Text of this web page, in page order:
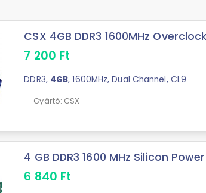
CSX 4GB DDR3 1600MHz
7 200 Ft
DDR3, 4GB, 1600MHz, Dual Channel, CL9
Gyártó: CSX
4 GB DDR3 1600 MHz Silicon Power
6 840 Ft